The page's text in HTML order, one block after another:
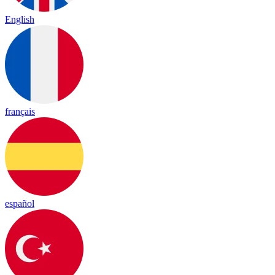
English
français
español